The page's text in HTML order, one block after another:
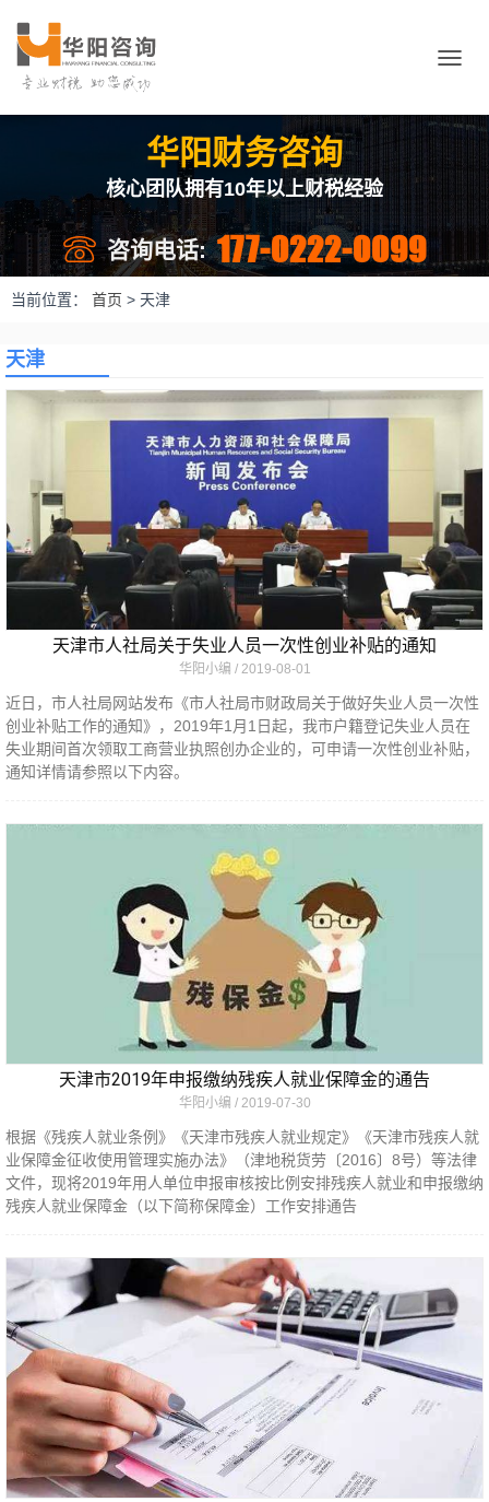
导
华阳财务咨询
核心团队拥有10年以上财税经验
咨询电话: 177-0222-0099
当前位置： 首页 > 天津
天津
天津市人社局关于失业人员一次性创业补贴的通知
华阳小编 2019-08-01
近日，市人社局网站发布《市人社局市财政局关于做好失业人员一次性
创业补贴工作的通知》，2019年1月1日起，我市户籍登记失业人员在
失业期间首次领取工商营业执照创办企业的，可申请一次性创业补贴，
通知详情请参照以下内容。
天津市2019年申报缴纳残疾人就业保障金的通告
华阳小编 2019-07-30
根据《残疾人就业条例》《天津市残疾人就业规定》《天津市残疾人就
业保障金征收使用管理实施办法》（津地税货劳〔2016〕8号）等法律
文件，现将2019年用人单位申报审核按比例安排残疾人就业和申报缴纳
残疾人就业保障金（以下简称保障金）工作安排通告